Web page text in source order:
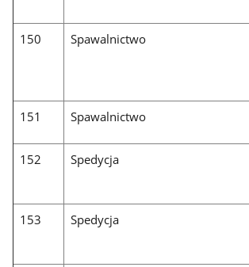
150 Spawalnictwo
151 Spawalnictwo
152 Spedycja
153 Spedycja